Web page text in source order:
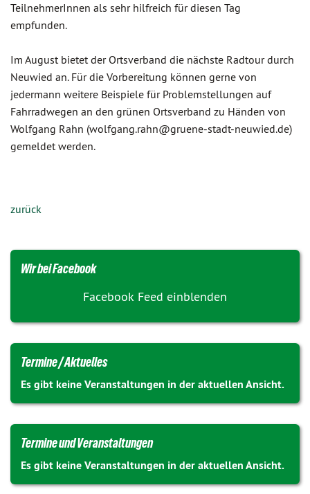
TeilnehmerInnen als sehr hilfreich für diesen Tag
empfunden.
Im August bietet der Ortsverband die nächste Radtour durch
Neuwied an. Für die Vorbereitung können gerne von
jedermann weitere Beispiele für Problemstellungen auf
Fahrradwegen an den grünen Ortsverband zu Händen von
Wolfgang Rahn (wolfgang.rahn@gruene-stadt-neuwied.de)
gemeldet werden.
zurück
Wir bei Facebook
Facebook Feed einblenden
Termine / Aktuelles
Es gibt keine Veranstaltungen in der aktuellen Ansicht.
Termine und Veranstaltungen
Es gibt keine Veranstaltungen in der aktuellen Ansicht.